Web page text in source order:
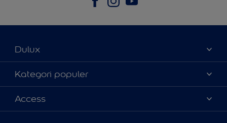
Dulux
Tentang Kami
Contact us
Temukan toko
Kategori populer
Warna
Produk
Access